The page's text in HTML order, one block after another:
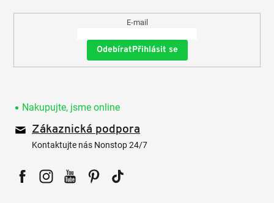
E-mail
Přihlásit se
Nakupujte, jsme online
Zákaznická podpora
Kontaktujte nás Nonstop 24/7